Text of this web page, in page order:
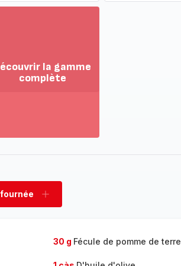
la gamme
complète
fournée
Ajouter
30 g Fécule de pomme de terre